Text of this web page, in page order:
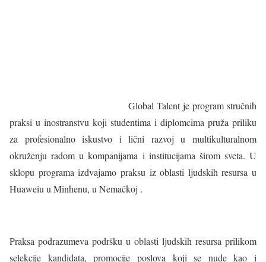
Global Talent je program stručnih
praksi u inostranstvu koji studentima i diplomcima pruža priliku
za profesionalno iskustvo i lični razvoj u multikulturalnom
okruženju radom u kompanijama i institucijama širom sveta. U
sklopu programa izdvajamo praksu iz oblasti ljudskih resursa u
Huaweiu u Minhenu, u Nemačkoj .
Praksa podrazumeva podršku u oblasti ljudskih resursa prilikom
selekcije kandidata, promocije poslova koji se nude kao i